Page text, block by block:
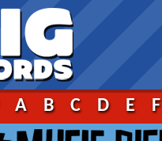
A B C D E F